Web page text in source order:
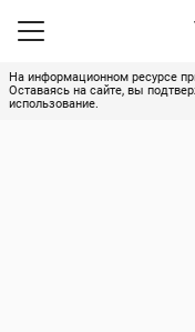
На информационном ресурсе
Оставаясь на сайте, вы
использование.